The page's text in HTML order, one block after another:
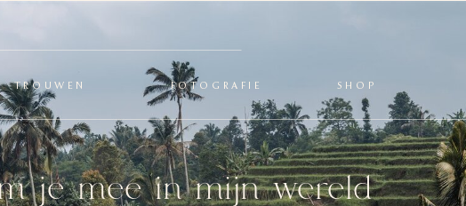
SHOP
TROUWEN FOTOGRAFIE
je mee in mijn wereld